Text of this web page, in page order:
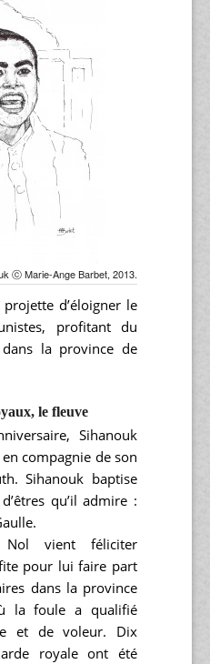
ⓒ Marie-Ange Barbet, 2013.
d’éloigner le
profitant du
la province de
le fleuve
Sihanouk
compagnie de son
Sihanouk baptise
qu’il admire :
vient féliciter
pour lui faire part
dans la province
la foule a qualifié
et de voleur. Dix
royale ont été